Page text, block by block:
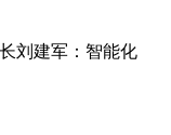
刘建军：智能化